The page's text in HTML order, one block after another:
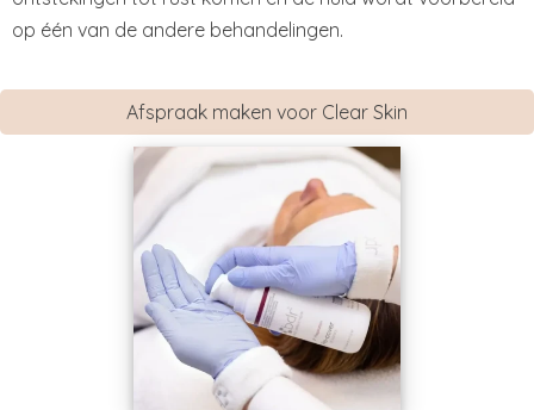
op één van de andere behandelingen.
Afspraak maken voor Clear Skin